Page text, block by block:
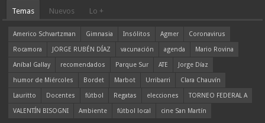
Temas Nuevos Lo +
Americo Schvartzman Gimnasia Insólitos Agmer
Coronavirus
Rocamora
JORGE RUBÉN DÍAZ vacunación agenda
Mario Rovina
Aníbal Gallay
recomendados Parque Sur ATE
Jorge Díaz
humor de Miércoles
Bordet Marbot Urribarri
Clara Chauvín
Lauritto
Docentes fútbol Regatas elecciones
TORNEO FEDERAL A
VALENTÍN BISOGNI
Ambiente fútbol local cine San Martín